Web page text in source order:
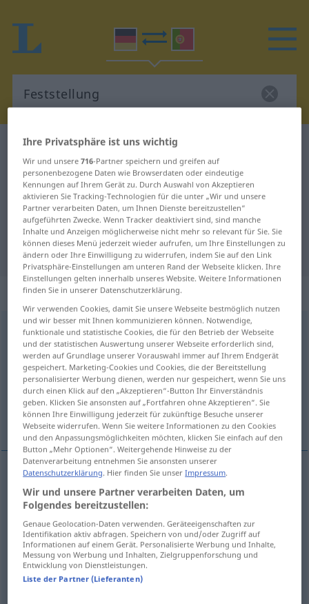
Deutsch-Portugiesisch Wörterbuch
Deutsch-Portugiesisch
Übersetzung für "Feststellung"
"Feststellung" Portugiesisch
Übersetzung
„Feststellung“: Femininum
Feststellungf
Übersicht aller Übersetzungen
(Für mehr Details die Übersetzung anklicken/antippen)
verificação, identificação, observação,
afirmação
verificação f Feststellung
identificaçãof Feststellung
observaçãof Feststellung(≈ Bemerkung)
Feststellung
Ihre Privatsphäre ist uns wichtig
Wir und unsere716-Partner speichern und greifen auf
personenbezogene Daten wie Browserdaten oder eindeutige
Kennungen auf Ihrem Gerät zu. Durch Auswahl von Akzeptieren
aktivieren Sie Tracking-Technologien für die unter „Wir und unsere
Partner verarbeiten Daten, um Ihnen Dienste bereitzustellen“
aufgeführten Zwecke. Wenn Tracker deaktiviert sind, sind manche
Inhalte und Anzeigen möglicherweise nicht mehr so relevant für Sie. Sie
können dieses Menü jederzeit wieder aufrufen, um Ihre Einstellungen zu
ändern oder Ihre Einwilligung zu widerrufen, indem Sie auf den Link
Privatsphäre-Einstellungen am unteren Rand der Webseite klicken. Ihre
Einstellungen gelten innerhalb unseres Website. Weitere Informationen
finden Sie in unserer Datenschutzerklärung.
Wir verwenden Cookies, damit Sie unsere Webseite bestmöglich nutzen
und wir besser mit Ihnen kommunizieren können. Notwendige,
funktionale und statistische Cookies, die für den Betrieb der Webseite
und der statistischen Auswertung unserer Webseite erforderlich sind,
werden auf Grundlage unserer Vorauswahl immer auf Ihrem Endgerät
gespeichert. Marketing-Cookies und Cookies, die der Bereitstellung
personalisierter Werbung dienen, werden nur gespeichert, wenn Sie uns
durch einen Klick auf den „Akzeptieren“-Button Ihr Einverständnis
geben. Klicken Sie ansonsten auf „Fortfahren ohne Akzeptieren“. Sie
können Ihre Einwilligung jederzeit für zukünftige Besuche unserer
Webseite widerrufen. Wenn Sie weitere Informationen zu den Cookies
und den Anpassungsmöglichkeiten möchten, klicken Sie einfach auf den
Button „Mehr Optionen“. Weitergehende Hinweise zu der
Datenverarbeitung entnehmen Sie ansonsten unserer
Datenschutzerklärung. Hier finden Sie unserImpressum.
Wir und unsere Partner verarbeiten Daten, um
Folgendes bereitzustellen:
Genaue Geolocation-Daten verwenden. Geräteeigenschaften zur
Identifikation aktiv abfragen. Speichern von und/oder Zugriff auf
Informationen auf einem Gerät. Personalisierte Werbung und Inhalte,
Messung von Werbung und Inhalten, Zielgruppenforschung und
Entwicklung von Dienstleistungen.
Liste der Partner (Lieferanten)